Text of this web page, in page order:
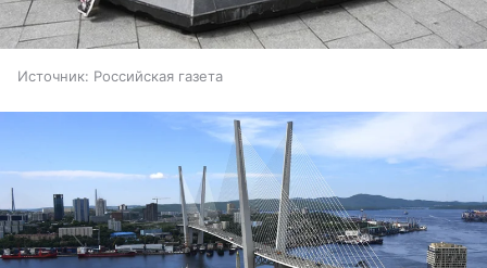
Источник: Российская газета